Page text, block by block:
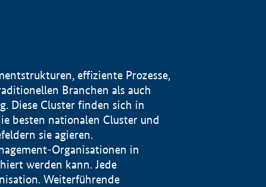
effiziente Prozesse,
Branchen als auch
Diese Cluster finden sich in
besten nationalen Cluster und
sie agieren.
Organisationen in
werden kann. Jede
Weiterführende